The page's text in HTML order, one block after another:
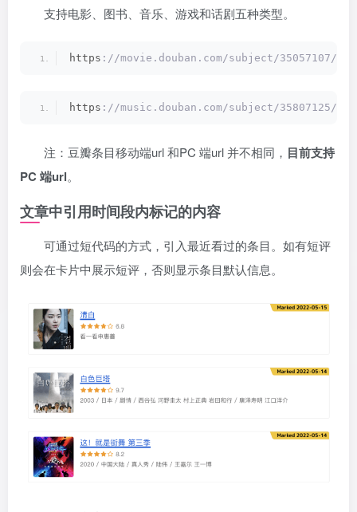
支持电影、图书、音乐、游戏和话剧五种类型。
https ://movie.douban.com/subject/35057107/
https ://music.douban.com/subject/35807125/
注：豆瓣条目移动端url 和PC 端url 并不相同， 目前支持
PC 端url。
文章中引用时间段内标记的内容
可通过短代码的方式，引入最近看过的条目。如有短评
则会在卡片中展示短评，否则显示条目默认信息。